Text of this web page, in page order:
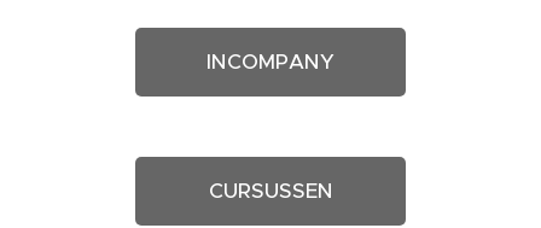
INCOMPANY
CURSUSSEN